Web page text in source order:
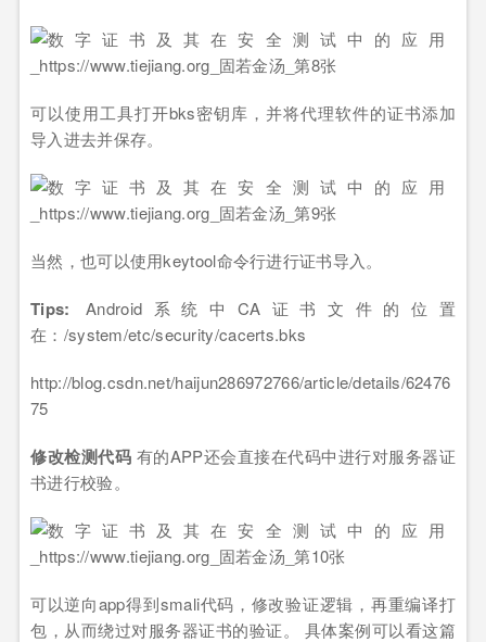
可以使用工具打开bks密钥库，并将代理软件的证书添加
导入进去并保存。
当然，也可以使用keytool命令行进行证书导入。
Tips: Android系统中CA证书文件的位置
在：/system/etc/security/cacerts.bks
http://blog.csdn.net/haijun286972766/article/details/62476
75
修改检测代码 有的APP还会直接在代码中进行对服务器证
书进行校验。
可以逆向app得到smali代码，修改验证逻辑，再重编译打
包，从而绕过对服务器证书的验证。 具体案例可以看这篇